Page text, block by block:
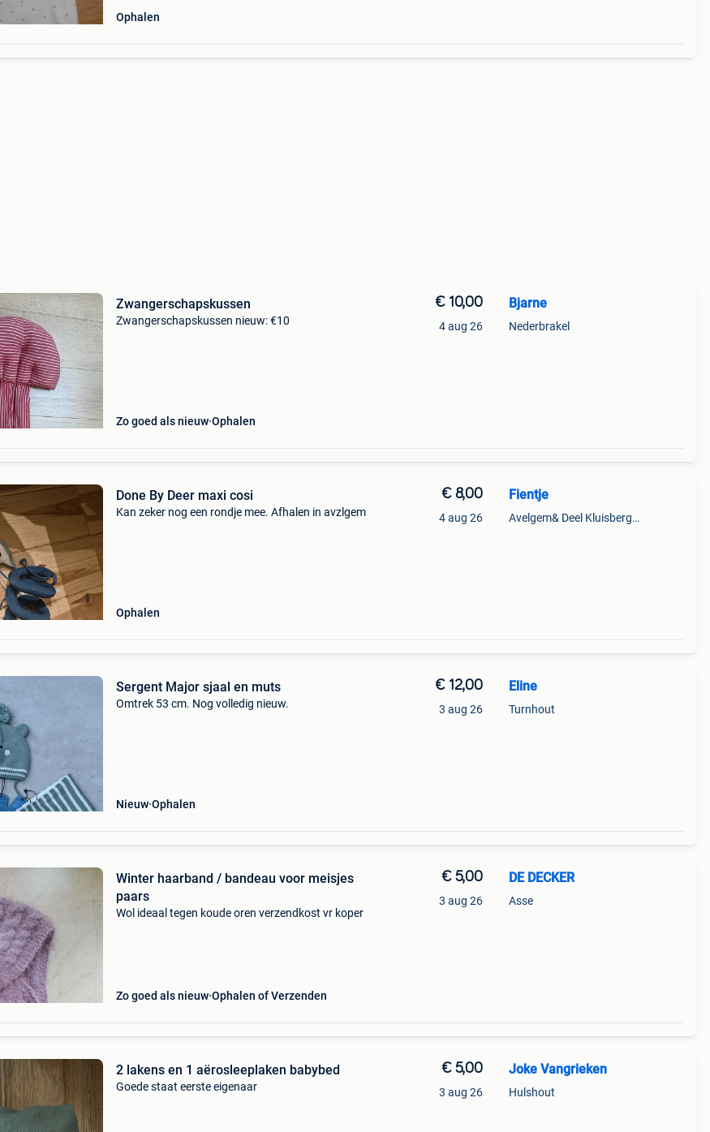
Ophalen
Zwangerschapskussen
Zwangerschapskussen nieuw: €10
Zo goed als nieuw Ophalen
€ 10,00
4 aug 26
Bjarne
Nederbrakel
Done By Deer maxi cosi
Kan zeker nog een rondje mee. Afhalen in avzlgem
Ophalen
€ 8,00
4 aug 26
Fientje
Avelgem& Deel Kluisbergen
Sergent Major sjaal en muts
Omtrek 53 cm. Nog volledig nieuw.
Nieuw Ophalen
€ 12,00
3 aug 26
Eline
Turnhout
Winter haarband / bandeau voor meisjes
paars
Wol ideaal tegen koude oren verzendkost vr koper
Zo goed als nieuw Ophalen of Verzenden
€ 5,00
3 aug 26
DE DECKER
Asse
2 lakens en 1 aërosleeplaken babybed
Goede staat eerste eigenaar
€ 5,00
3 aug 26
Joke Vangrieken
Hulshout